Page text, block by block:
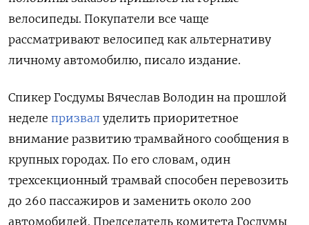
велосипеды. Покупатели все чаще
рассматривают велосипед как альтернативу
личному автомобилю, писало издание.
Спикер Госдумы Вячеслав Володин на прошлой
неделе призвал уделить приоритетное
внимание развитию трамвайного сообщения в
крупных городах. По его словам, один
трехсекционный трамвай способен перевозить
до 260 пассажиров и заменить около 200
автомобилей. Председатель комитета Госдумы